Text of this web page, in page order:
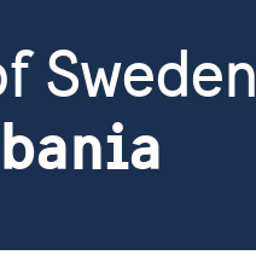
Sweden